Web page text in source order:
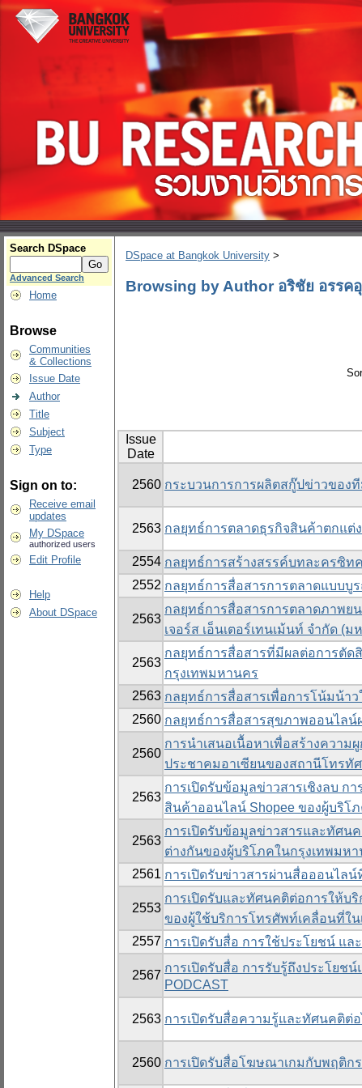
Search DSpace
Advanced Search
Home
Browse
Communities
& Collections
Issue Date
Author
Title
Subject
Type
Sign on to:
Receive email
updates
My DSpace
authorized users
Edit Profile
Help
About DSpace
DSpace at Bangkok University >
Browsing by Author อริชัย อรรค
Issue
Date
2560 กระบวนการการผลิตสกู๊ปข่าวของ
2563 กลยุทธ์การตลาดธุรกิจสินค้าตกแต่
2554 กลยุทธ์การสร้างสรรค์บทละครซิ
2552 กลยุทธ์การสื่อสารการตลาดแบบบู
2563
กลยุทธ์การสื่อสารการตลาดภาพย
เจอร์ส เอ็นเตอร์เทนเม้นท์ จำกัด (ม
2563
กลยุทธ์การสื่อสารที่มีผลต่อการตัด
กรุงเทพมหานคร
2563 กลยุทธ์การสื่อสารเพื่อการโน้มน้
2560 กลยุทธ์การสื่อสารสุขภาพออนไลน์
2560
การนำเสนอเนื้อหาเพื่อสร้างควา
ประชาคมอาเซียนของสถานีโทรทั
2563
การเปิดรับข้อมูลข่าวสารเชิงลบ
สินค้าออนไลน์ Shopee ของผู้บริโ
2563
การเปิดรับข้อมูลข่าวสารและทัศ
ต่างกันของผู้บริโภคในกรุงเทพมห
2561 การเปิดรับข่าวสารผ่านสื่อออนไล
2553
การเปิดรับและทัศนคติต่อการให้บริ
ของผู้ใช้บริการโทรศัพท์เคลื่อนที่ใ
2557 การเปิดรับสื่อ การใช้ประโยชน์ แ
2567
การเปิดรับสื่อ การรับรู้ถึงประโยช
PODCAST
2563 การเปิดรับสื่อความรู้และทัศนคติต่
2560 การเปิดรับสื่อโฆษณาเกมกับพฤติก